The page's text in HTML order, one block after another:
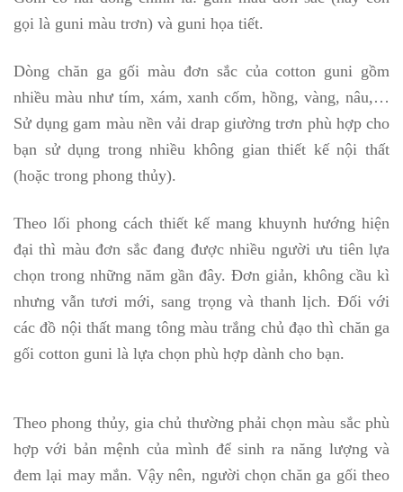
gọi là guni màu trơn) và guni họa tiết.
Dòng chăn ga gối màu đơn sắc của cotton guni gồm
nhiều màu như tím, xám, xanh cốm, hồng, vàng, nâu,…
Sử dụng gam màu nền vải drap giường trơn phù hợp cho
bạn sử dụng trong nhiều không gian thiết kế nội thất
(hoặc trong phong thủy).
Theo lối phong cách thiết kế mang khuynh hướng hiện
đại thì màu đơn sắc đang được nhiều người ưu tiên lựa
chọn trong những năm gần đây. Đơn giản, không cầu kì
nhưng vẫn tươi mới, sang trọng và thanh lịch. Đối với
các đồ nội thất mang tông màu trắng chủ đạo thì chăn ga
gối cotton guni là lựa chọn phù hợp dành cho bạn.
Theo phong thủy, gia chủ thường phải chọn màu sắc phù
hợp với bản mệnh của mình để sinh ra năng lượng và
đem lại may mắn. Vậy nên, người chọn chăn ga gối theo